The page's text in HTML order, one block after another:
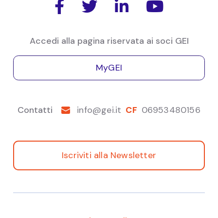
Pasetto Economia Italiana
   
Accedi alla pagina riservata ai soci GEI
MyGEI
Contatti info@gei.it CF 06953480156
Iscriviti alla Newsletter